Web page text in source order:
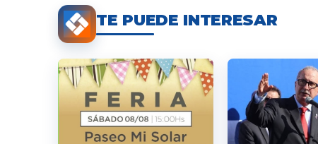
TE PUEDE INTERESAR